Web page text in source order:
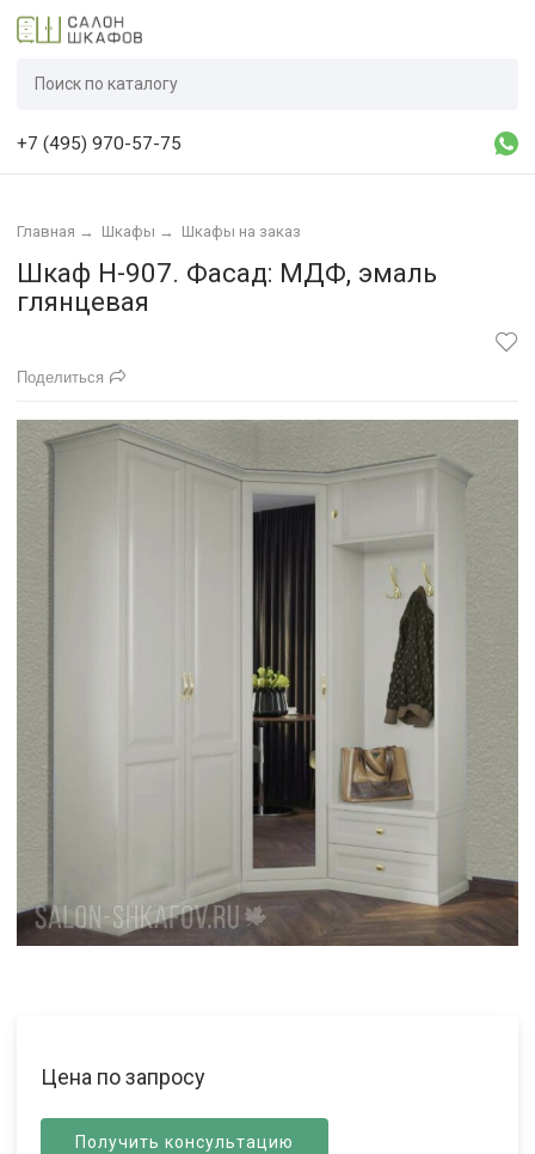
+7 (495) 970-57-75
Главная → Шкафы → Шкафы на заказ
Шкаф Н-907. Фасад: МДФ, эмаль
глянцевая
Поделиться
Цена по запросу
Получить консультацию